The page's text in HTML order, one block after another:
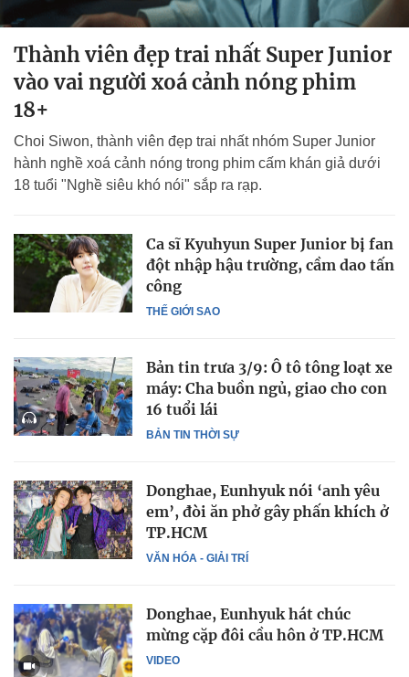
Thành viên đẹp trai nhất Super Junior
vào vai người xoá cảnh nóng phim
18+
Choi Siwon, thành viên đẹp trai nhất nhóm Super Junior
hành nghề xoá cảnh nóng trong phim cấm khán giả dưới
18 tuổi "Nghề siêu khó nói" sắp ra rạp.
THẾ GIỚI SAO
Ca sĩ Kyuhyun Super Junior bị fan
đột nhập hậu trường, cầm dao tấn
công
BẢN TIN THỜI SỰ
Bản tin trưa 3/9: Ô tô tông loạt xe
máy: Cha buồn ngủ, giao cho con
16 tuổi lái
VĂN HÓA - GIẢI TRÍ
Donghae, Eunhyuk nói ‘anh yêu
em’, đòi ăn phở gây phấn khích ở
TP.HCM
VIDEO
Donghae, Eunhyuk hát chúc
mừng cặp đôi cầu hôn ở TP.HCM